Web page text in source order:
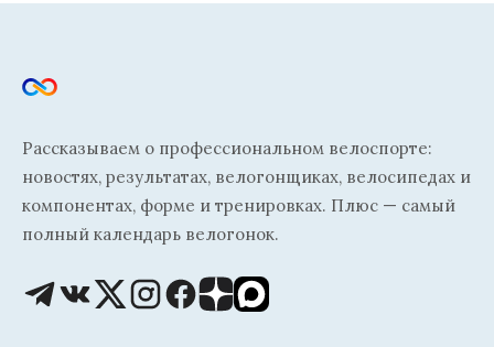
Рассказываем о профессиональном велоспорте:
новостях, результатах, велогонщиках, велосипедах и
компонентах, форме и тренировках. Плюс — самый
полный календарь велогонок.